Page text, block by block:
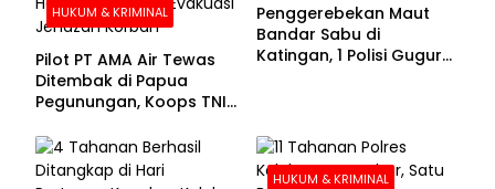
HUKUM & KRIMINAL
Pilot PT AMA Air Tewas
Ditembak di Papua
Pegunungan, Koops TNI
Evakuasi Jenazah
Korban
Penggerebekan Maut
Bandar Sabu di
Katingan, 1 Polisi Gugur
HUKUM & KRIMINAL